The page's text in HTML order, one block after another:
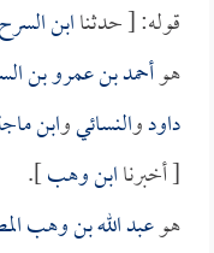
قوله: [ حدثناابن السرح
هوأحمد بن عمرو بن
داودوالنسائيوابن
[ أخبرناابن وهب].
هوعبد الله بن وهب